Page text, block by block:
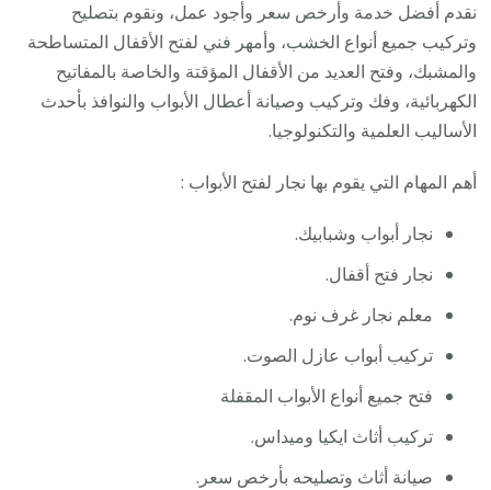
نقدم أفضل خدمة وأرخص سعر وأجود عمل، ونقوم بتصليح
وتركيب جميع أنواع الخشب، وأمهر فني لفتح الأقفال المتساطحة
والمشبك، وفتح العديد من الأقفال المؤقتة والخاصة بالمفاتيح
الكهربائية، وفك وتركيب وصيانة أعطال الأبواب والنوافذ بأحدث
الأساليب العلمية والتكنولوجيا.
أهم المهام التي يقوم بها نجار لفتح الأبواب :
نجار أبواب وشبابيك.
نجار فتح أقفال.
معلم نجار غرف نوم.
تركيب أبواب عازل الصوت.
فتح جميع أنواع الأبواب المقفلة
تركيب أثاث ايكيا وميداس.
صيانة أثاث وتصليحه بأرخص سعر.